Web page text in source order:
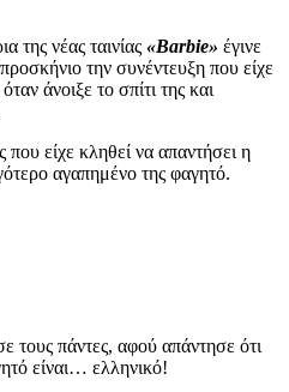
της νέας ταινίας «Barbie» έγινε
την συνέντευξη που είχε
όταν άνοιξε το σπίτι της και
είχε κληθεί να απαντήσει η
αγαπημένο της φαγητό.
τους πάντες, αφού απάντησε ότι
είναι… ελληνικό!